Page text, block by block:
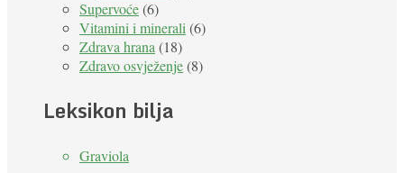
Supervoće(6)
Vitamini i minerali(6)
Zdrava hrana(18)
Zdravo osvježenje(8)
Leksikon bilja
Graviola